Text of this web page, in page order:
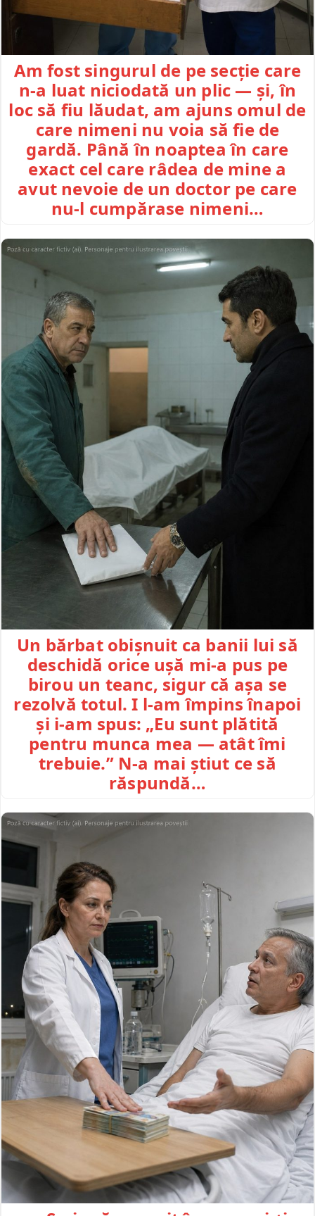
Am fost singurul de pe secție care
n-a luat niciodată un plic — și, în
loc să fiu lăudat, am ajuns omul de
care nimeni nu voia să fie de
gardă. Până în noaptea în care
exact cel care râdea de mine a
avut nevoie de un doctor pe care
nu-l cumpărase nimeni…
Un bărbat obișnuit ca banii lui să
deschidă orice ușă mi-a pus pe
birou un teanc, sigur că așa se
rezolvă totul. I l-am împins înapoi
și i-am spus: „Eu sunt plătită
pentru munca mea — atât îmi
trebuie.” N-a mai știut ce să
răspundă…